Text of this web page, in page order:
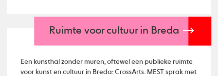
Ruimte voor cultuur in Breda
Een kunsthal zonder muren, oftewel een publieke ruimte
voor kunst en cultuur in Breda: CrossArts. MEST sprak met